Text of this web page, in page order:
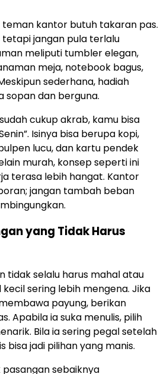
kantor butuh takaran pas.
jangan pula terlalu
meliputi tumbler elegan,
meja, notebook bagus,
sederhana, hadiah
sopan dan berguna.
cukup akrab, kamu bisa
Isinya bisa berupa kopi,
lucu, dan kartu pendek
murah, konsep seperti ini
terasa lebih hangat. Kantor
jangan tambah beban
yang Tidak Harus
tidak selalu harus mahal atau
sering lebih mengena. Jika
payung, berikan
Apabila ia suka menulis, pilih
Bila ia sering pegal setelah
bisa jadi pilihan yang manis.
pasangan sebaiknya